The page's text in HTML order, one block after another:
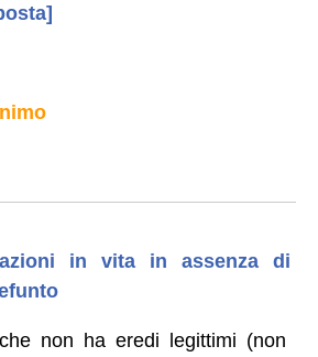
in vita in assenza di
non ha eredi legittimi (non